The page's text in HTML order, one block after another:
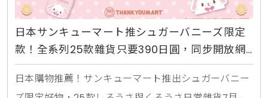
日本サンキューマート推シュガーバニーズ限定
款！全系列25款雜貨只要390日圓，同步開放網
路預購
日本購物推薦！サンキューマート推出シュガーバニー